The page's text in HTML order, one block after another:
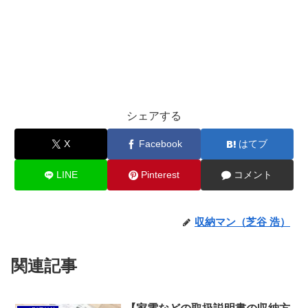
シェアする
X Facebook はてブ
LINE Pinterest コメント
収納マン（芝谷 浩）
関連記事